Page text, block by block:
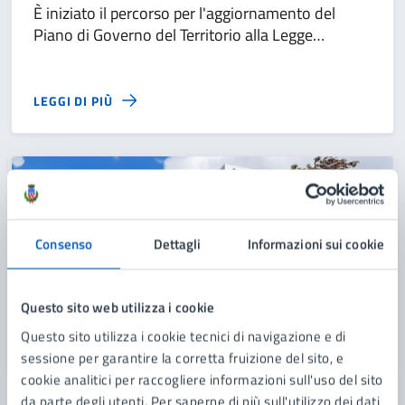
Consenso Dettagli Informazioni sui cookie
Questo sito web utilizza i cookie
Questo sito utilizza i cookie tecnici di navigazione e di
sessione per garantire la corretta fruizione del sito, e
cookie analitici per raccogliere informazioni sull'uso del sito
È iniziato il percorso per l'aggiornamento del
Piano di Governo del Territorio alla Legge
LEGGI DI PIÙ